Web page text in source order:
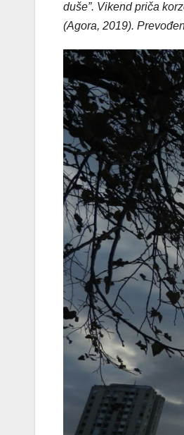
duše”. Vikend priča
(Agora, 2019).